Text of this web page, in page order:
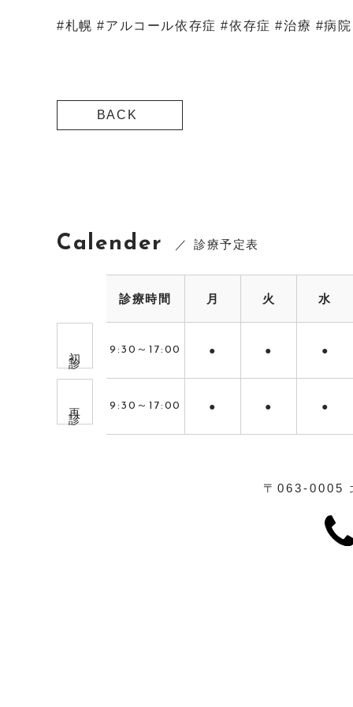
#札幌 #アルコール依存症 #依存症 #治療 #病
BACK
Calender 診療予定表
診療時間 月 火 水
9:30～17:00 ● ● ●
9:30～17:00 ● ● ●
〒063-0005